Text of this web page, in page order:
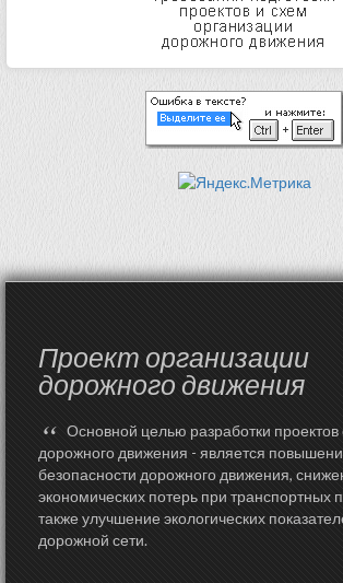
Проект организации
дорожного движения
“ Основной целью разработки проектов
дорожного движения - является
безопасности дорожного движения,
экономических потерь при транспортных
также улучшение экологических
дорожной сети.